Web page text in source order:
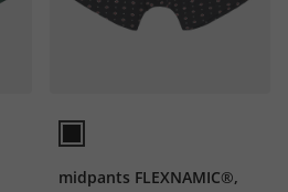
midpants FLEXNAMIC®,